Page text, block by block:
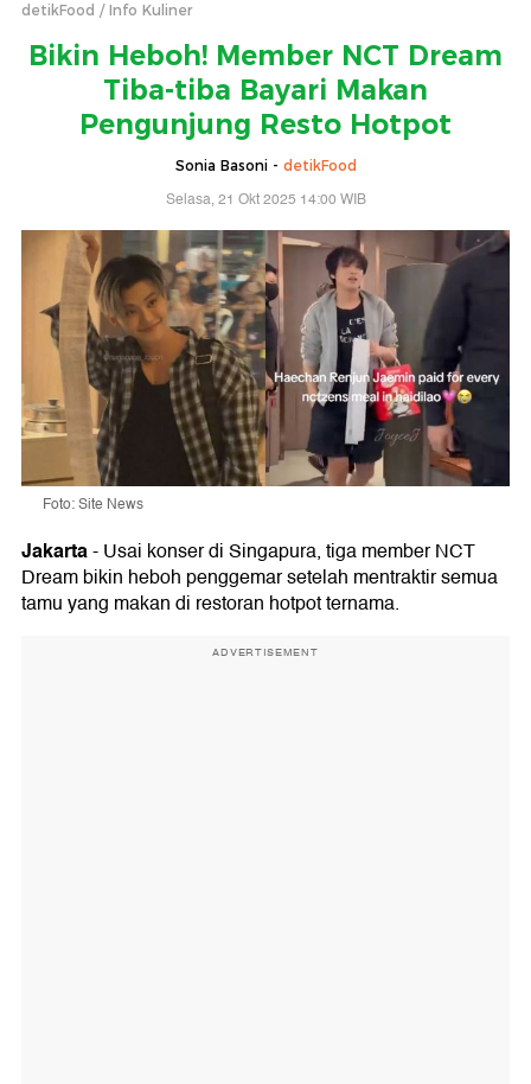
detikFood Info Kuliner
Bikin Heboh! Member NCT Dream
Tiba-tiba Bayari Makan
Pengunjung Resto Hotpot
Sonia Basoni - detikFood
Selasa, 21 Okt 2025 14:00 WIB
Foto: Site News
Jakarta-Usai konser di Singapura, tiga member NCT
Dream bikin heboh penggemar setelah mentraktir semua
tamu yang makan di restoran hotpot ternama.
ADVERTISEMENT